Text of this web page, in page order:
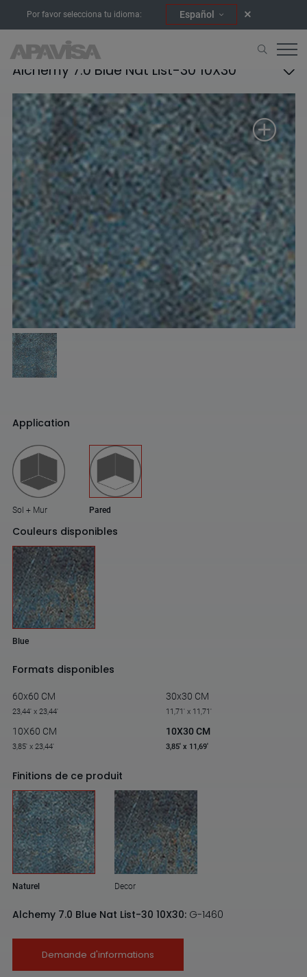
Por favor selecciona tu idioma: Español
Alchemy 7.0 Blue Nat List-30 10X30
Application
Sol + Mur Pared
Couleurs disponibles
Blue
Formats disponibles
60x60 CM
23,44' x 23,44'
30x30 CM
11,71' x 11,71'
10X60 CM
3,85' x 23,44'
10X30 CM
3,85' x 11,69'
Finitions de ce produit
Naturel Decor
Alchemy 7.0 Blue Nat List-30 10X30: G-1460
Demande d'informations